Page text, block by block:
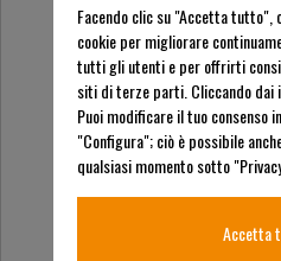
Facendo clic su "Accetta
cookie per migliorare
tutti gli utenti e per offrirti
siti di terze parti. Cliccando dai
Puoi modificare il tuo consenso
"Configura"; ciò è possibile
qualsiasi momento sotto
Accetta